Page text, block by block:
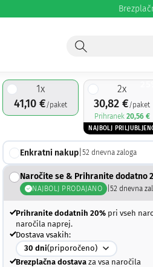
1x
41,10€/paket
2x
30,82€/paket
Prihranek 20,56 €
NAJBOLJ
Enkratni nakup |52 dnevna zaloga
Naročite se & Prihranite dodatno
NAJBOLJ PRODAJANO |52 dnevna
Prihranite dodatnih 20% pri vseh
naročila naprej.
Dostava vsakih:
30 dni(priporočeno)
Brezplačna dostava za vsa naročila